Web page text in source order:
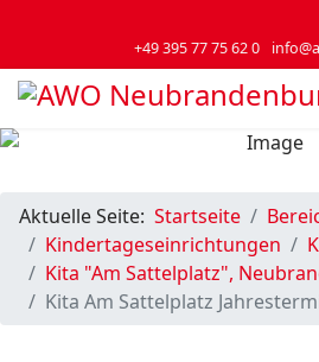
+49 395 77 75 62 0
Aktuelle Seite: Startseite
Kindertageseinrichtungen
Kita "Am Sattelplatz",
Kita Am Sattelplatz